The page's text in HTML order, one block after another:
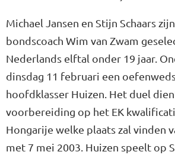
Michael Jansen en Stijn Schaars
bondscoach Wim van Zwam
Nederlands elftal onder 19 jaar.
dinsdag 11 februari een
hoofdklasser Huizen. Het duel
voorbereiding op het EK
Hongarije welke plaats zal vinden
met 7 mei 2003. Huizen speelt op